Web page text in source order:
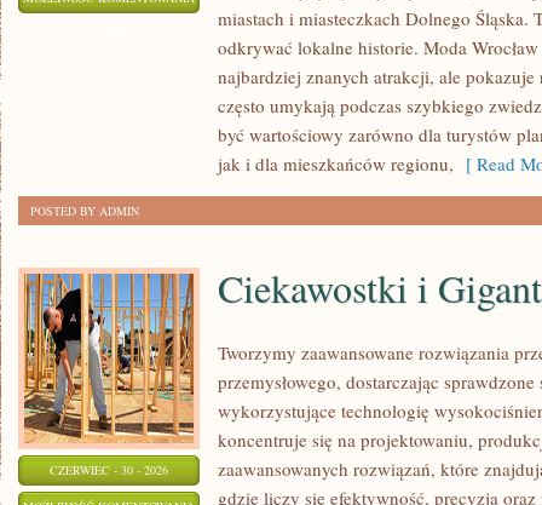
miastach i miasteczkach Dolnego Śląska.
odkrywać lokalne historie. Moda
najbardziej znanych atrakcji, ale
często umykają podczas szybkiego
być wartościowy zarówno dla turystów
jak i dla mieszkańców regionu, [ Read
POSTED BY ADMIN
CZERWIEC - 30 - 2026
Ciekawostki i
Tworzymy zaawansowane rozwiązania
przemysłowego, dostarczając
wykorzystujące technologię
koncentruje się na projektowaniu,
zaawansowanych rozwiązań, które
gdzie liczy się efektywność, precyzja